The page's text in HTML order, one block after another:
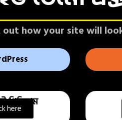
out how your site will
প্রিমিয়াম
here